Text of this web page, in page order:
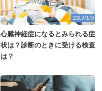
2019/1/5
心臓神経症になるとみられる症
状は？診断のときに受ける検査
は？